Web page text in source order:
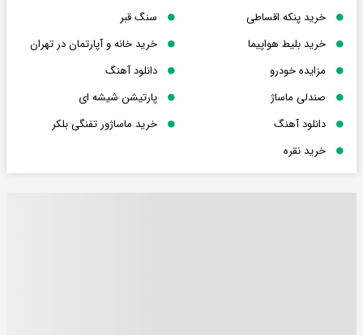
خرید پنکه اقساطی
سنگ قبر
خرید بلیط هواپیما
خرید خانه و آپارتمان در تهران
مزایده خودرو
دانلود آهنگ
صندلی ماساژ
پارتیشن شیشه ای
دانلود آهنگ
خرید ماساژور تفنگی بلکر
خرید نقره